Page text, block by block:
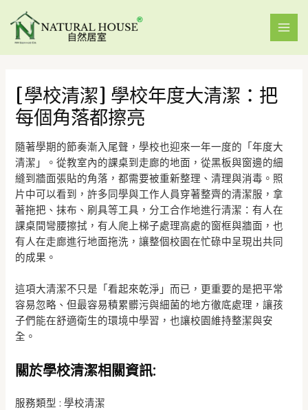
[學校清潔] 學校年度大清潔：把
每個角落都擦亮
隨著學期的節奏漸入尾聲，學校也迎來一年一度的「年度大
清潔」。從教室內的課桌到走廊的地面，從黑板與窗邊的細
縫到牆面張貼的角落，都需要被重新整理、清理與消毒。照
片中可以看到，許多同學與工作人員穿著整齊的清潔服，拿
著拖把、抹布、刷具等工具，分工合作地進行清潔：有人在
課桌間彎腰擦拭，有人爬上梯子處理高處的窗框與牆面，也
有人在走廊進行地面拖洗，讓整個校園在忙碌中呈現出共同
的成果。
這項大清潔不只是「看起來乾淨」而已，更重要的是把平常
容易忽略、但最容易積累髒污與細菌的地方徹底處理，讓孩
子們能在舒適衛生的環境中學習，也讓校園維持整潔與安
全。
關於學校清潔相關資訊:
服務類型 : 學校清潔